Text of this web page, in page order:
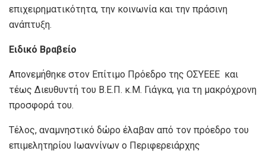
επιχειρηματικότητα, την κοινωνία και την πράσινη
ανάπτυξη.
Ειδικό Βραβείο
Απονεμήθηκε στον Επίτιμο Πρόεδρο της ΟΣΥΕΕΕ και
τέως Διευθυντή του Β.Ε.Π. κ.Μ. Γιάγκα, για τη μακρόχρονη
προσφορά του.
Τέλος, αναμνηστικό δώρο έλαβαν από τον πρόεδρο του
επιμελητηρίου Ιωαννίνων ο Περιφερειάρχης